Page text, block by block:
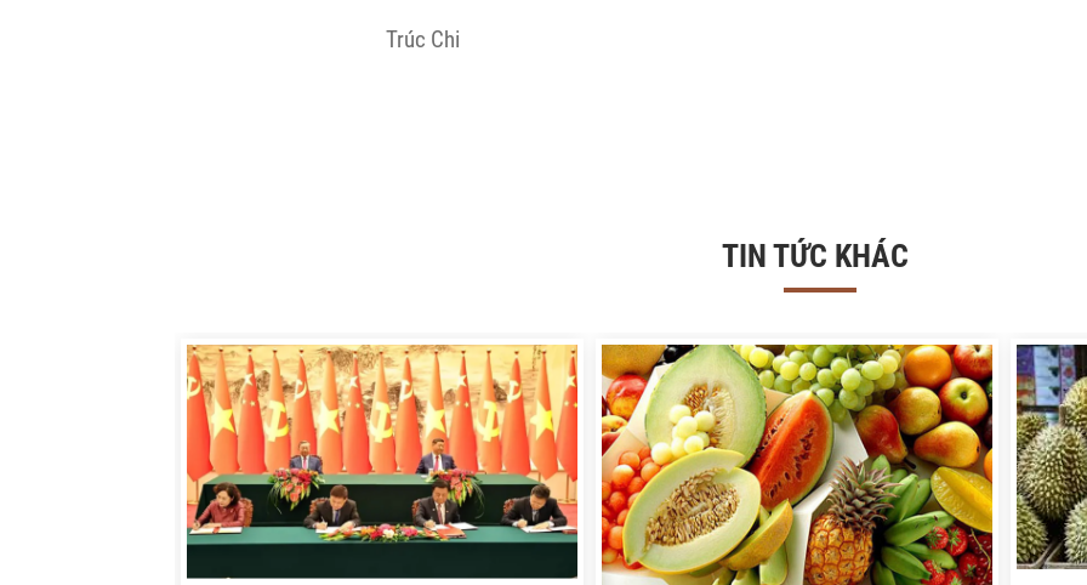
Trúc Chi
TIN TỨC KHÁC